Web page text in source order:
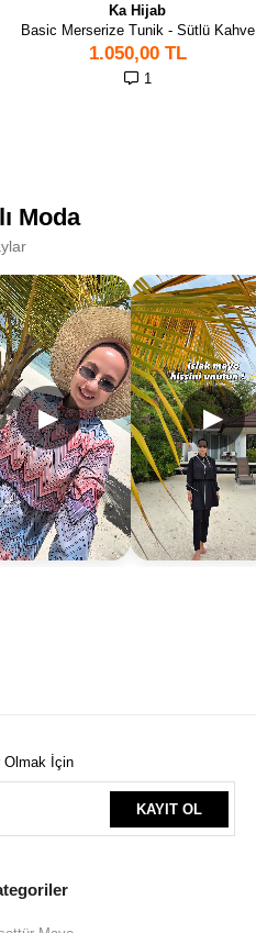
Ka Hijab
Basic Merserize Tunik - Sütlü Kahve
1
1.050,00 TL
Moda
▶ ▶
Olmak İçin
KAYIT OL